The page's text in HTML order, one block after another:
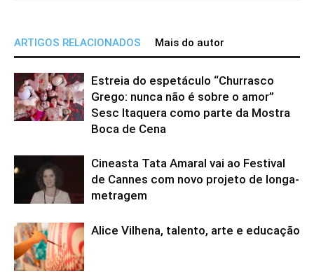
ARTIGOS RELACIONADOS Mais do autor
Estreia do espetáculo “Churrasco
Grego: nunca não é sobre o amor”
Sesc Itaquera como parte da Mostra
Boca de Cena
Cineasta Tata Amaral vai ao Festival
de Cannes com novo projeto de longa-
metragem
Alice Vilhena, talento, arte e educação